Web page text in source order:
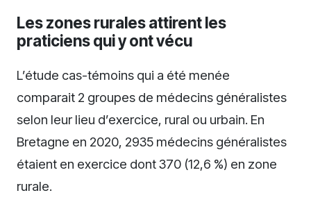
Les zones rurales attirent les
praticiens qui y ont vécu
L’étude cas-témoins qui a été menée
comparait 2 groupes de médecins généralistes
selon leur lieu d’exercice, rural ou urbain. En
Bretagne en 2020, 2935 médecins généralistes
étaient en exercice dont 370 (12,6 %) en zone
rurale.